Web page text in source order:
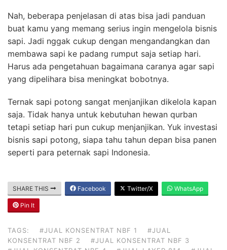
Nah, beberapa penjelasan di atas bisa jadi panduan
buat kamu yang memang serius ingin mengelola bisnis
sapi. Jadi nggak cukup dengan mengandangkan dan
membawa sapi ke padang rumput saja setiap hari.
Harus ada pengetahuan bagaimana caranya agar sapi
yang dipelihara bisa meningkat bobotnya.
Ternak sapi potong sangat menjanjikan dikelola kapan
saja. Tidak hanya untuk kebutuhan hewan qurban
tetapi setiap hari pun cukup menjanjikan. Yuk investasi
bisnis sapi potong, siapa tahu tahun depan bisa panen
seperti para peternak sapi Indonesia.
SHARE THIS Facebook Twitter/X WhatsApp
Pin It
TAGS: #JUAL KONSENTRAT NBF 1
#JUAL
KONSENTRAT NBF 2
#JUAL KONSENTRAT NBF 3